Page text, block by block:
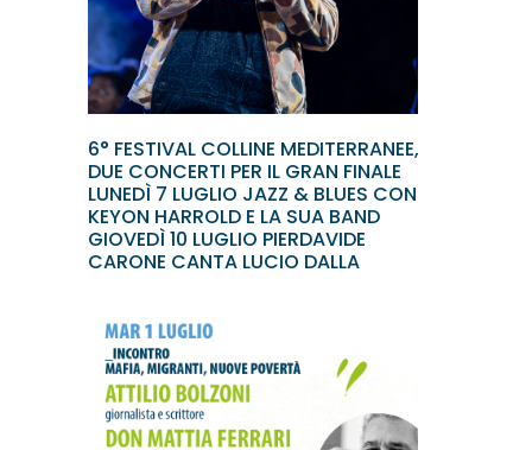
6° FESTIVAL COLLINE MEDITERRANEE,
DUE CONCERTI PER IL GRAN FINALE
LUNEDÌ 7 LUGLIO JAZZ & BLUES CON
KEYON HARROLD E LA SUA BAND
GIOVEDÌ 10 LUGLIO PIERDAVIDE
CARONE CANTA LUCIO DALLA